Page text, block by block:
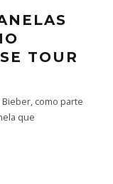
TOUR
como parte
que